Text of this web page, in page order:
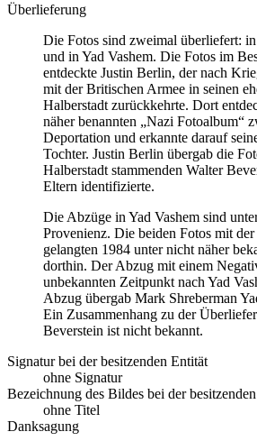
Überlieferung
Die Fotos sind zweimal überliefert:
und in Yad Vashem. Die Fotos im
entdeckte Justin Berlin, der nach
mit der Britischen Armee in seinen
Halberstadt zurückkehrte. Dort
näher benannten „Nazi Fotoalbum“
Deportation und erkannte darauf
Tochter. Justin Berlin übergab die
Halberstadt stammenden Walter
Eltern identifizierte.
Die Abzüge in Yad Vashem sind
Provenienz. Die beiden Fotos mit
gelangten 1984 unter nicht näher
dorthin. Der Abzug mit einem
unbekannten Zeitpunkt nach Yad
Abzug übergab Mark Shreberman
Ein Zusammenhang zu der
Beverstein ist nicht bekannt.
Signatur bei der besitzenden Entität
ohne Signatur
Bezeichnung des Bildes bei der
ohne Titel
Danksagung